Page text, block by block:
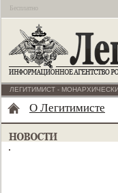
Бесплатно
ЛЕГИТИМИСТ -
О Легитимисте